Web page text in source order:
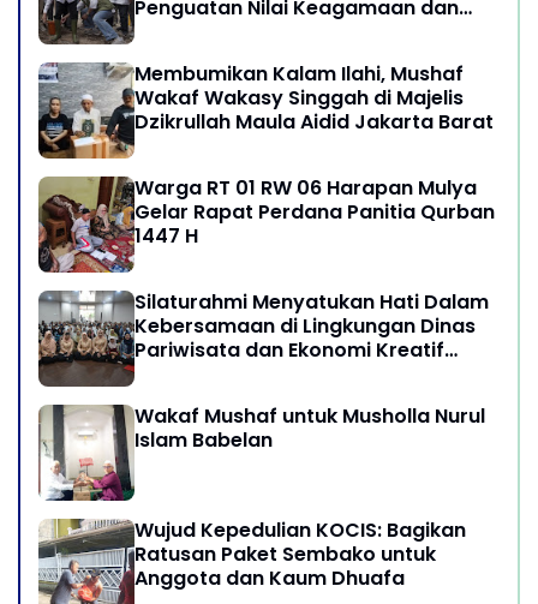
Penguatan Nilai Keagamaan dan
Membumikan Kalam Ilahi, Mushaf
Wakaf Wakasy Singgah di Majelis
Dzikrullah Maula Aidid Jakarta Barat
Warga RT 01 RW 06 Harapan Mulya
Gelar Rapat Perdana Panitia Qurban
1447 H
Silaturahmi Menyatukan Hati Dalam
Kebersamaan di Lingkungan Dinas
Pariwisata dan Ekonomi Kreatif
Wakaf Mushaf untuk Musholla Nurul
Islam Babelan
Wujud Kepedulian KOCIS: Bagikan
Ratusan Paket Sembako untuk
Anggota dan Kaum Dhuafa